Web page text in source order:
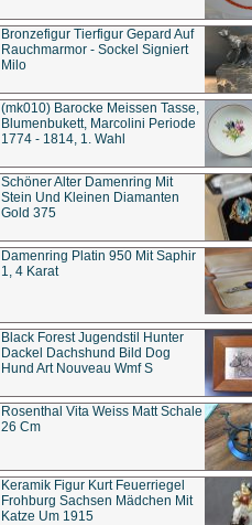
Bronzefigur Tierfigur Gepard Auf
Rauchmarmor - Sockel Signiert
Milo
(mk010) Barocke Meissen Tasse,
Blumenbukett, Marcolini Periode
1774 - 1814, 1. Wahl
Schöner Alter Damenring Mit
Stein Und Kleinen Diamanten
Gold 375
Damenring Platin 950 Mit Saphir
1, 4 Karat
Black Forest Jugendstil Hunter
Dackel Dachshund Bild Dog
Hund Art Nouveau Wmf S
Rosenthal Vita Weiss Matt Schale
26 Cm
Keramik Figur Kurt Feuerriegel
Frohburg Sachsen Mädchen Mit
Katze Um 1915